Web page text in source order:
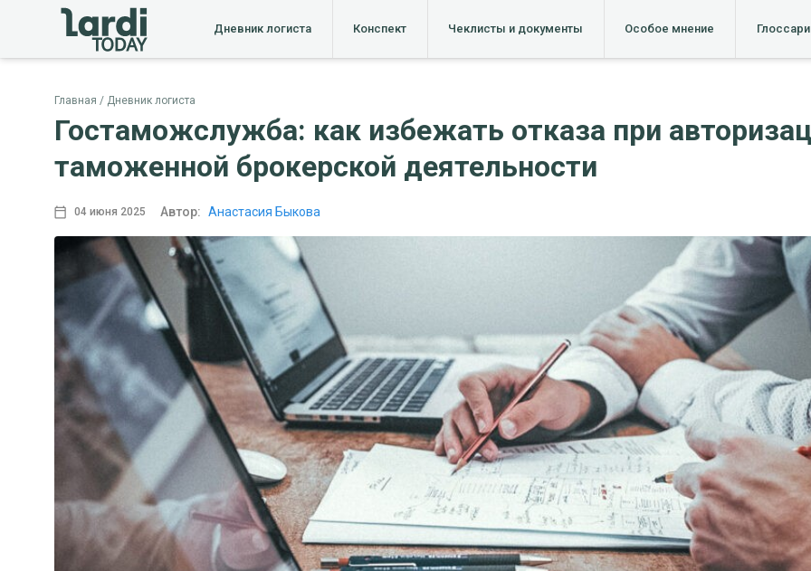
Дневник логиста Конспект Чеклисты и документы Особое мнение
Главная Дневник логиста
Гостаможслужба: как избежать отказа при
таможенной брокерской деятельности
04 июня 2025 Автор: Анастасия Быкова